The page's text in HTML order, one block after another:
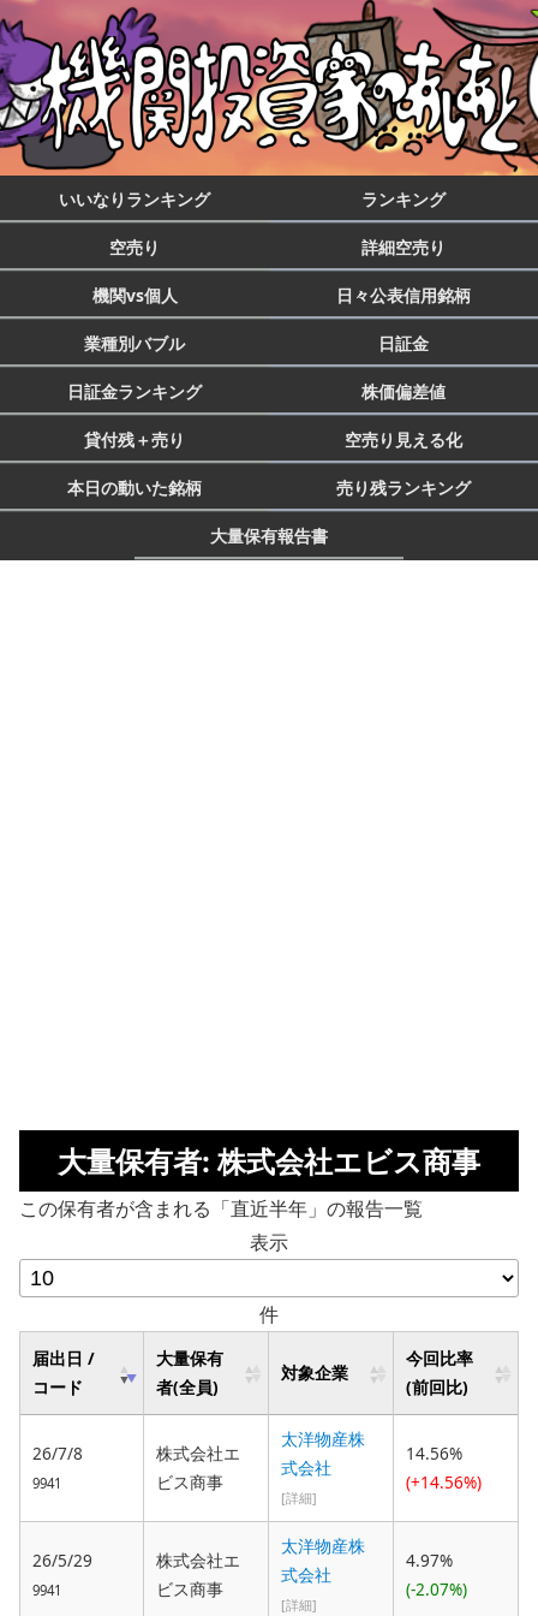
いいなりランキング ランキング
空売り 詳細空売り
機関vs個人 日々公表信用銘柄
業種別バブル 日証金
日証金ランキング 株価偏差値
貸付残＋売り 空売り見える化
本日の動いた銘柄 売り残ランキング
大量保有報告書
大量保有者: 株式会社エビス商事
この保有者が含まれる「直近半年」の報告一覧
表示
件
届出日 /
コード
大量保有
者(全員)
対象企業
今回比率
(前回比)
26/7/8
9941
株式会社エ
ビス商事
太洋物産株
式会社
[詳細]
14.56%
(+14.56%)
26/5/29
9941
株式会社エ
ビス商事
太洋物産株
式会社
[詳細]
4.97%
(-2.07%)